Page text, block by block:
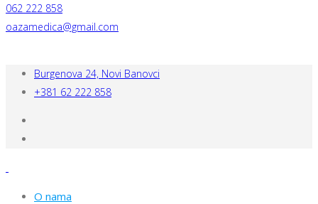
062 222 858
oazamedica@gmail.com
Burgenova 24, Novi Banovci
+381 62 222 858
O nama